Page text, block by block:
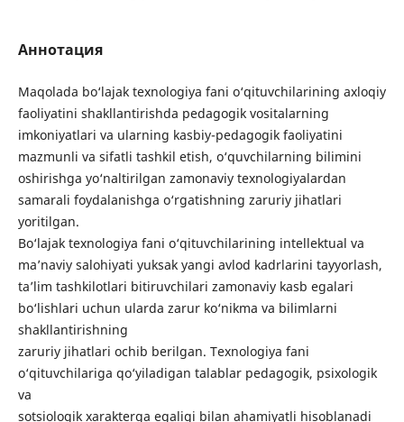
Аннотация
Maqolada bo‘lajak texnologiya fani o‘qituvchilarining axloqiy
faoliyatini shakllantirishda pedagogik vositalarning
imkoniyatlari va ularning kasbiy-pedagogik faoliyatini
mazmunli va sifatli tashkil etish, o‘quvchilarning bilimini
oshirishga yo‘naltirilgan zamonaviy texnologiyalardan
samarali foydalanishga o‘rgatishning zaruriy jihatlari
yoritilgan.
Bo‘lajak texnologiya fani o‘qituvchilarining intellektual va
ma’naviy salohiyati yuksak yangi avlod kadrlarini tayyorlash,
ta’lim tashkilotlari bitiruvchilari zamonaviy kasb egalari
bo‘lishlari uchun ularda zarur ko‘nikma va bilimlarni
shakllantirishning
zaruriy jihatlari ochib berilgan. Texnologiya fani
o‘qituvchilariga qo‘yiladigan talablar pedagogik, psixologik
va
sotsiologik xarakterga egaligi bilan ahamiyatli hisoblanadi